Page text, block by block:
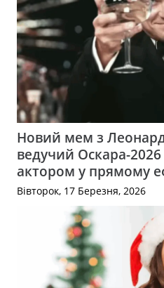
Новий мем з
ведучий Оскара-
актором у прямому
Вівторок, 17 Березня, 2026